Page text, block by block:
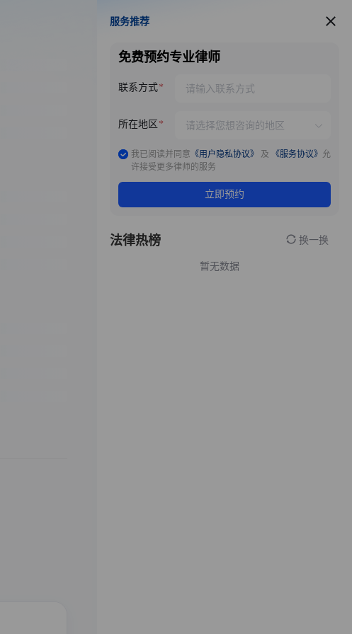
服务推荐
服务推荐
免费预约专业律师
联系方式
所在地区
我已阅读并同意 《用户隐私协议》 及 《服务协议》 允
许接受更多律师的服务
立即预约
法律热榜 换一换
暂无数据